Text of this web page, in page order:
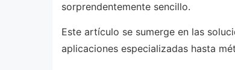
sorprendentemente sencillo.
Este artículo se sumerge en las
aplicaciones especializadas hasta